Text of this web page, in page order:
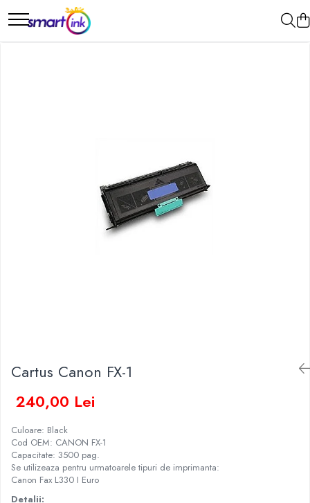
Cartus Canon FX-1
240,00 Lei
Culoare: Black
Cod OEM: CANON FX-1
Capacitate: 3500 pag.
Se utilizeaza pentru urmatoarele tipuri de imprimanta:
Canon Fax L330 I Euro
Detalii: